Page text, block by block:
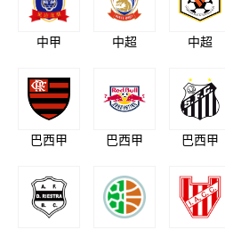
中甲 中超 中超
巴西甲 巴西甲 巴西甲